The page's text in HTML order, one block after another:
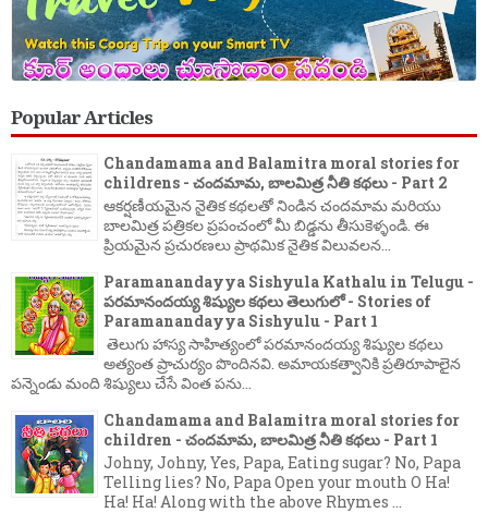
Popular Articles
Chandamama and Balamitra moral stories for
childrens - చందమామ, బాలమిత్ర నీతి కథలు - Part 2
ఆకర్షణీయమైన నైతిక కథలతో నిండిన చందమామ మరియు
బాలమిత్ర పత్రికల ప్రపంచంలో మీ బిడ్డను తీసుకెళ్ళండి. ఈ
ప్రియమైన ప్రచురణలు ప్రాథమిక నైతిక విలువలన...
Paramanandayya Sishyula Kathalu in Telugu -
పరమానందయ్య శిష్యుల కథలు తెలుగులో - Stories of
Paramanandayya Sishyulu - Part 1
తెలుగు హాస్య సాహిత్యంలో పరమానందయ్య శిష్యుల కథలు
అత్యంత ప్రాచుర్యం పొందినవి. అమాయకత్వానికి ప్రతిరూపాలైన
పన్నెండు మంది శిష్యులు చేసే వింత పను...
Chandamama and Balamitra moral stories for
children - చందమామ, బాలమిత్ర నీతి కథలు - Part 1
Johny, Johny, Yes, Papa, Eating sugar? No, Papa
Telling lies? No, Papa Open your mouth O Ha!
Ha! Ha! Along with the above Rhymes ...